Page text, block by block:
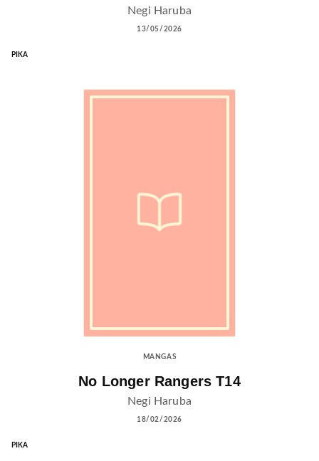
Negi Haruba
13/05/2026
PIKA
MANGAS
No Longer Rangers T14
Negi Haruba
18/02/2026
PIKA